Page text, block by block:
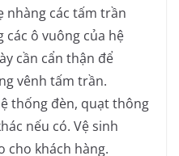
nhàng các tấm trần
các ô vuông của hệ
cần cẩn thận để
vênh tấm trần.
thống đèn, quạt thông
nếu có. Vệ sinh
cho khách hàng.